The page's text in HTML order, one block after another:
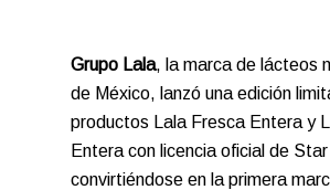
Grupo Lala, la marca de lácteos
de México, lanzó una edición
productos Lala Fresca Entera y
Entera con licencia oficial de
convirtiéndose en la primera